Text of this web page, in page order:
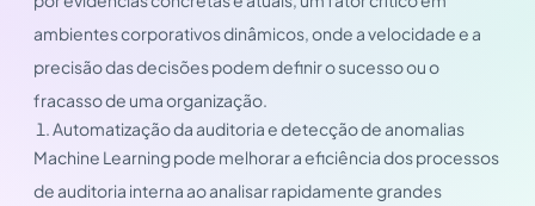
ambientes corporativos dinâmicos, onde a velocidade e a
precisão das decisões podem definir o sucesso ou o
fracasso de uma organização.
Automatização da auditoria e detecção de anomalias
Machine Learning pode melhorar a eficiência dos processos
de auditoria interna ao analisar rapidamente grandes